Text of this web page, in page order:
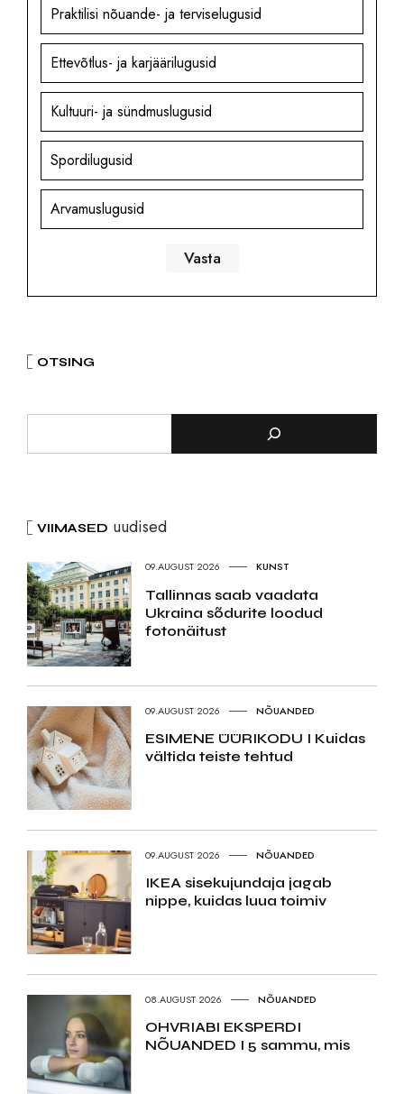
Praktilisi nõuande- ja terviselugusid
Ettevõtlus- ja karjäärilugusid
Kultuuri- ja sündmuslugusid
Spordilugusid
Arvamuslugusid
OTSING
VIIMASED uudised
09.AUGUST 2026 KUNST
Tallinnas saab vaadata
Ukraina sõdurite loodud
fotonäitust
09.AUGUST 2026 NÕUANDED
ESIMENE ÜÜRIKODU I Kuidas
vältida teiste tehtud
09.AUGUST 2026 NÕUANDED
IKEA sisekujundaja jagab
nippe, kuidas luua toimiv
08.AUGUST 2026 NÕUANDED
OHVRIABI EKSPERDI
NÕUANDED I 5 sammu, mis